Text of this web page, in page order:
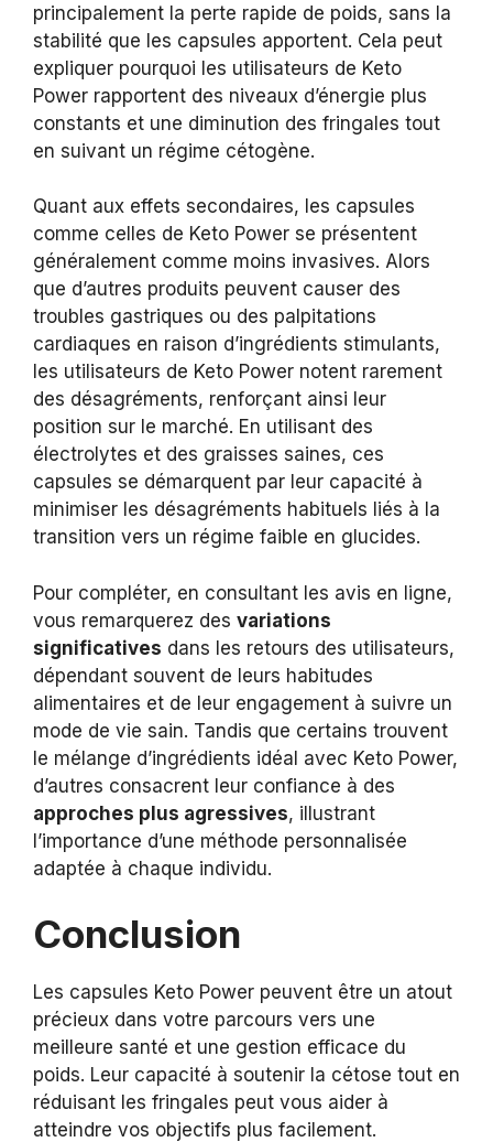
principalement la perte rapide de poids, sans la
stabilité que les capsules apportent. Cela peut
expliquer pourquoi les utilisateurs de Keto
Power rapportent des niveaux d’énergie plus
constants et une diminution des fringales tout
en suivant un régime cétogène.
Quant aux effets secondaires, les capsules
comme celles de Keto Power se présentent
généralement comme moins invasives. Alors
que d’autres produits peuvent causer des
troubles gastriques ou des palpitations
cardiaques en raison d’ingrédients stimulants,
les utilisateurs de Keto Power notent rarement
des désagréments, renforçant ainsi leur
position sur le marché. En utilisant des
électrolytes et des graisses saines, ces
capsules se démarquent par leur capacité à
minimiser les désagréments habituels liés à la
transition vers un régime faible en glucides.
Pour compléter, en consultant les avis en ligne,
vous remarquerez des variations
significatives dans les retours des utilisateurs,
dépendant souvent de leurs habitudes
alimentaires et de leur engagement à suivre un
mode de vie sain. Tandis que certains trouvent
le mélange d’ingrédients idéal avec Keto Power,
d’autres consacrent leur confiance à des
approches plus agressives, illustrant
l’importance d’une méthode personnalisée
adaptée à chaque individu.
Conclusion
Les capsules Keto Power peuvent être un atout
précieux dans votre parcours vers une
meilleure santé et une gestion efficace du
poids. Leur capacité à soutenir la cétose tout en
réduisant les fringales peut vous aider à
atteindre vos objectifs plus facilement.